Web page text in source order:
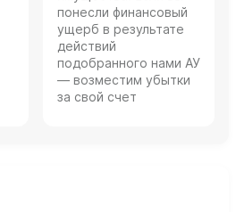
понесли финансовый
ущерб в результате
действий
подобранного нами АУ
— возместим убытки
за свой счет